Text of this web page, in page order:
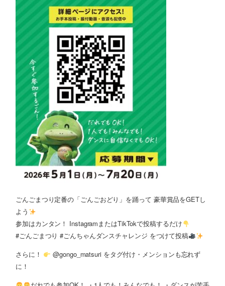
ごんごまつり定番の「ごんごおどり」を踊って 豪華賞品をGETし
よう
参加はカンタン！ InstagramまたはTikTokで投稿するだけ
#ごんごまつり #ごんちゃんダンスチャレンジ をつけて投稿
さらに！
@gongo_matsuri をタグ付け・メンションも忘れず
に！